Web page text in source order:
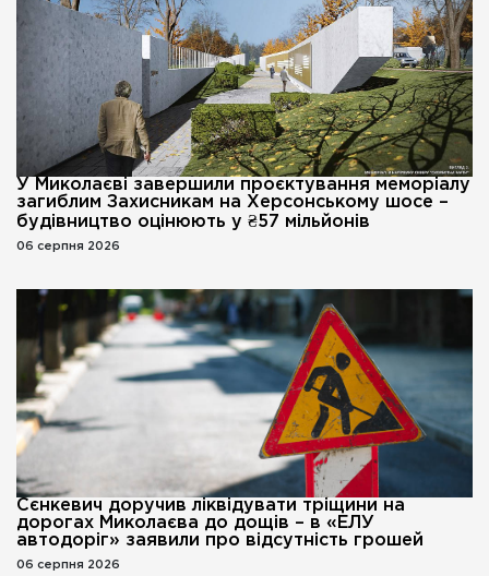
У Миколаєві завершили проєктування меморіалу
загиблим Захисникам на Херсонському шосе –
будівництво оцінюють у ₴57 мільйонів
06 серпня 2026
Сєнкевич доручив ліквідувати тріщини на
дорогах Миколаєва до дощів – в «ЕЛУ
автодоріг» заявили про відсутність грошей
06 серпня 2026